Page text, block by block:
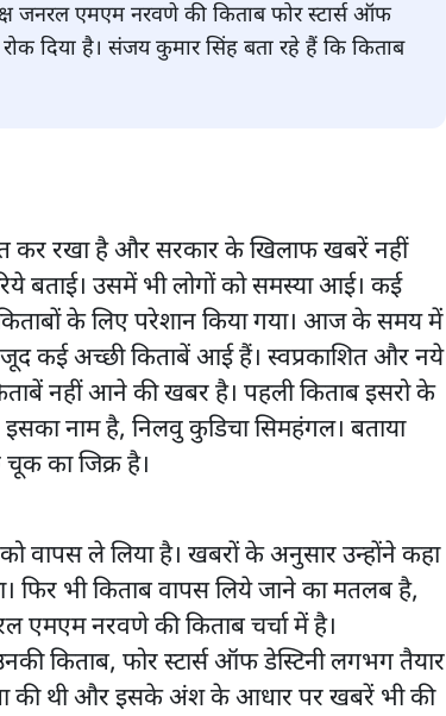
जनरल एमएम नरवणे की किताब फोर स्टार्स ऑफ
दिया है। संजय कुमार सिंह बता रहे हैं कि किताब
कर रखा है और सरकार के खिलाफ खबरें नहीं
बताई। उसमें भी लोगों को समस्या आई। कई
के लिए परेशान किया गया। आज के समय में
कई अच्छी किताबें आई हैं। स्वप्रकाशित और नये
नहीं आने की खबर है। पहली किताब इसरो के
नाम है, निलवु कुडिचा सिमहंगल। बताया
का जिक्र है।
ले लिया है। खबरों के अनुसार उन्होंने कहा
फिर भी किताब वापस लिये जाने का मतलब है,
एमएम नरवणे की किताब चर्चा में है।
किताब, फोर स्टार्स ऑफ डेस्टिनी लगभग तैयार
की थी और इसके अंश के आधार पर खबरें भी की